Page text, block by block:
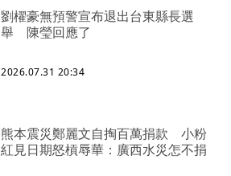
劉櫂豪無預警宣布退出台東縣長選
舉 陳瑩回應了
2026.07.31 20:34
熊本震災鄭麗文自掏百萬捐款 小粉
紅見日期怒槓辱華：廣西水災怎不捐